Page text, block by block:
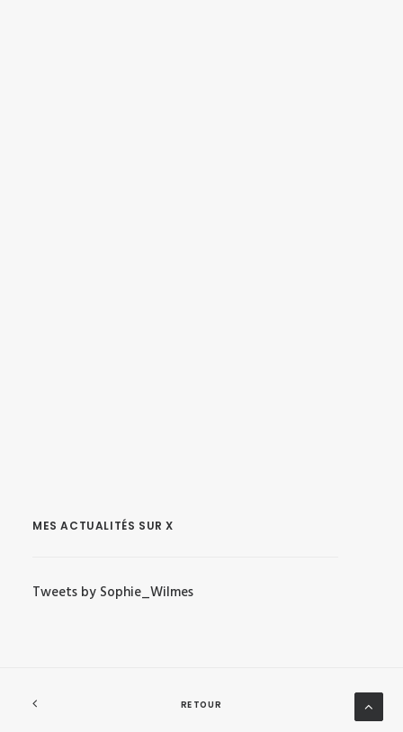
MES ACTUALITÉS SUR X
Tweets by Sophie_Wilmes
RETOUR